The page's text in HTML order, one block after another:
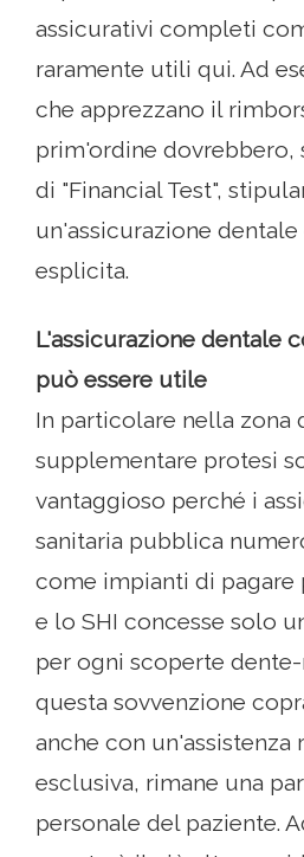
assicurativi completi
raramente utili qui. Ad
che apprezzano il
prim'ordine dovrebbero,
di "Financial Test",
un'assicurazione
esplicita.
L'assicurazione dentale
può essere utile
In particolare nella zona
supplementare protesi
vantaggioso perché i
sanitaria pubblica
come impianti di pagare
e lo SHI concesse solo
per ogni scoperte
questa sovvenzione
anche con un'assistenza
esclusiva, rimane una
personale del paziente.